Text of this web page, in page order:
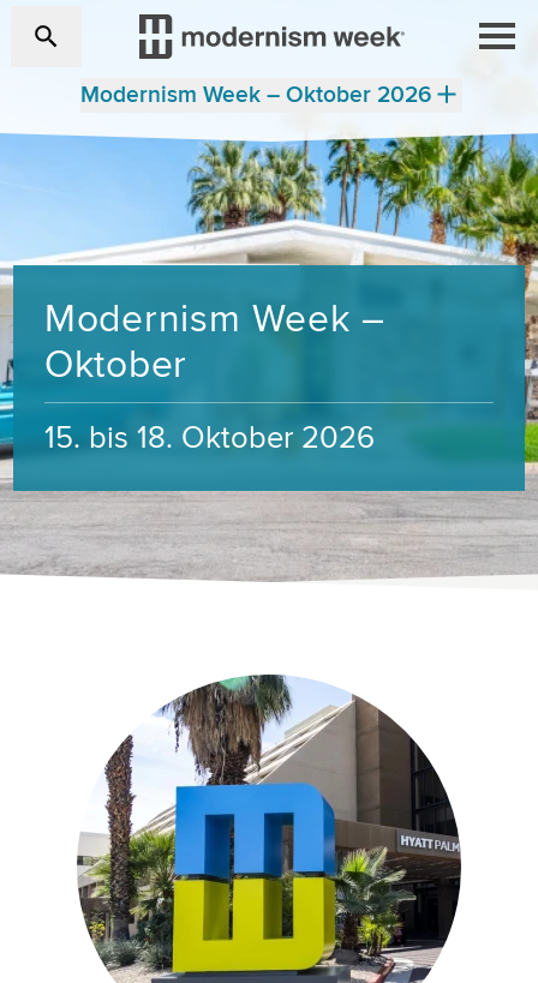
Modernism Week – Oktober 2026
Modernism Week –
Oktober
15. bis 18. Oktober 2026